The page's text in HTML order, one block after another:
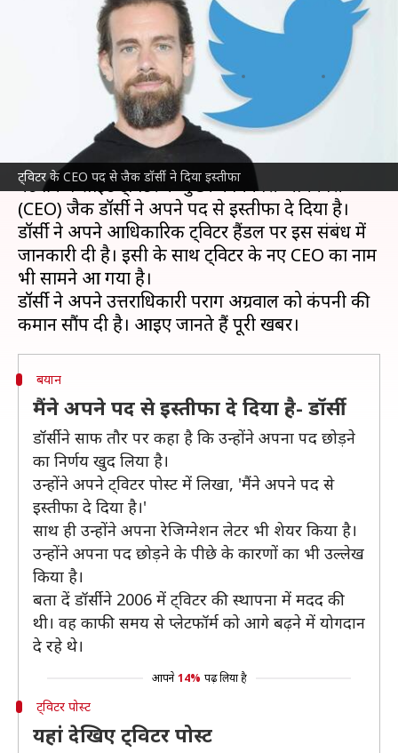
ट्विटर के CEO पद से जैक डॉर्सी ने दिया इस्तीफा
दिया इस्तीफा, नए CEO होंगे पराग
संपादन Manoj Panchal 10:48 pm
सोशल मीडियाजगत से एक बड़ी खबर आई है। सोशल
नेटवर्किंग साइट ट्विटर के मुख्य कार्यकारी अधिकारी
(CEO) जैक डॉर्सी ने अपने पद से इस्तीफा दे दिया है।
डॉर्सी ने अपने आधिकारिक ट्विटर हैंडल पर इस संबंध में
जानकारी दी है। इसी के साथ ट्विटर के नए CEO का नाम
भी सामने आ गया है।
डॉर्सी ने अपने उत्तराधिकारी पराग अग्रवाल को कंपनी की
बयान
मैंने अपने पद से इस्तीफा दे दिया है- डॉर्सी
डॉर्सी ने साफ तौर पर कहा है कि उन्होंने अपना पद छोड़ने
का निर्णय खुद लिया है।
उन्होंने अपने ट्विटर पोस्ट में लिखा, 'मैंने अपने पद से
इस्तीफा दे दिया है।'
साथ ही उन्होंने अपना रेजिग्नेशन लेटर भी शेयर किया है।
उन्होंने अपना पद छोड़ने के पीछे के कारणों का भी उल्लेख
किया है।
बता दें डॉर्सी ने 2006 में ट्विटर की स्थापना में मदद की
थी। वह काफी समय से प्लेटफॉर्म को आगे बढ़ने में योगदान
दे रहे थे।
आपने 14% पढ़ लिया है
ट्विटर पोस्ट
यहां देखिए ट्विटर पोस्ट